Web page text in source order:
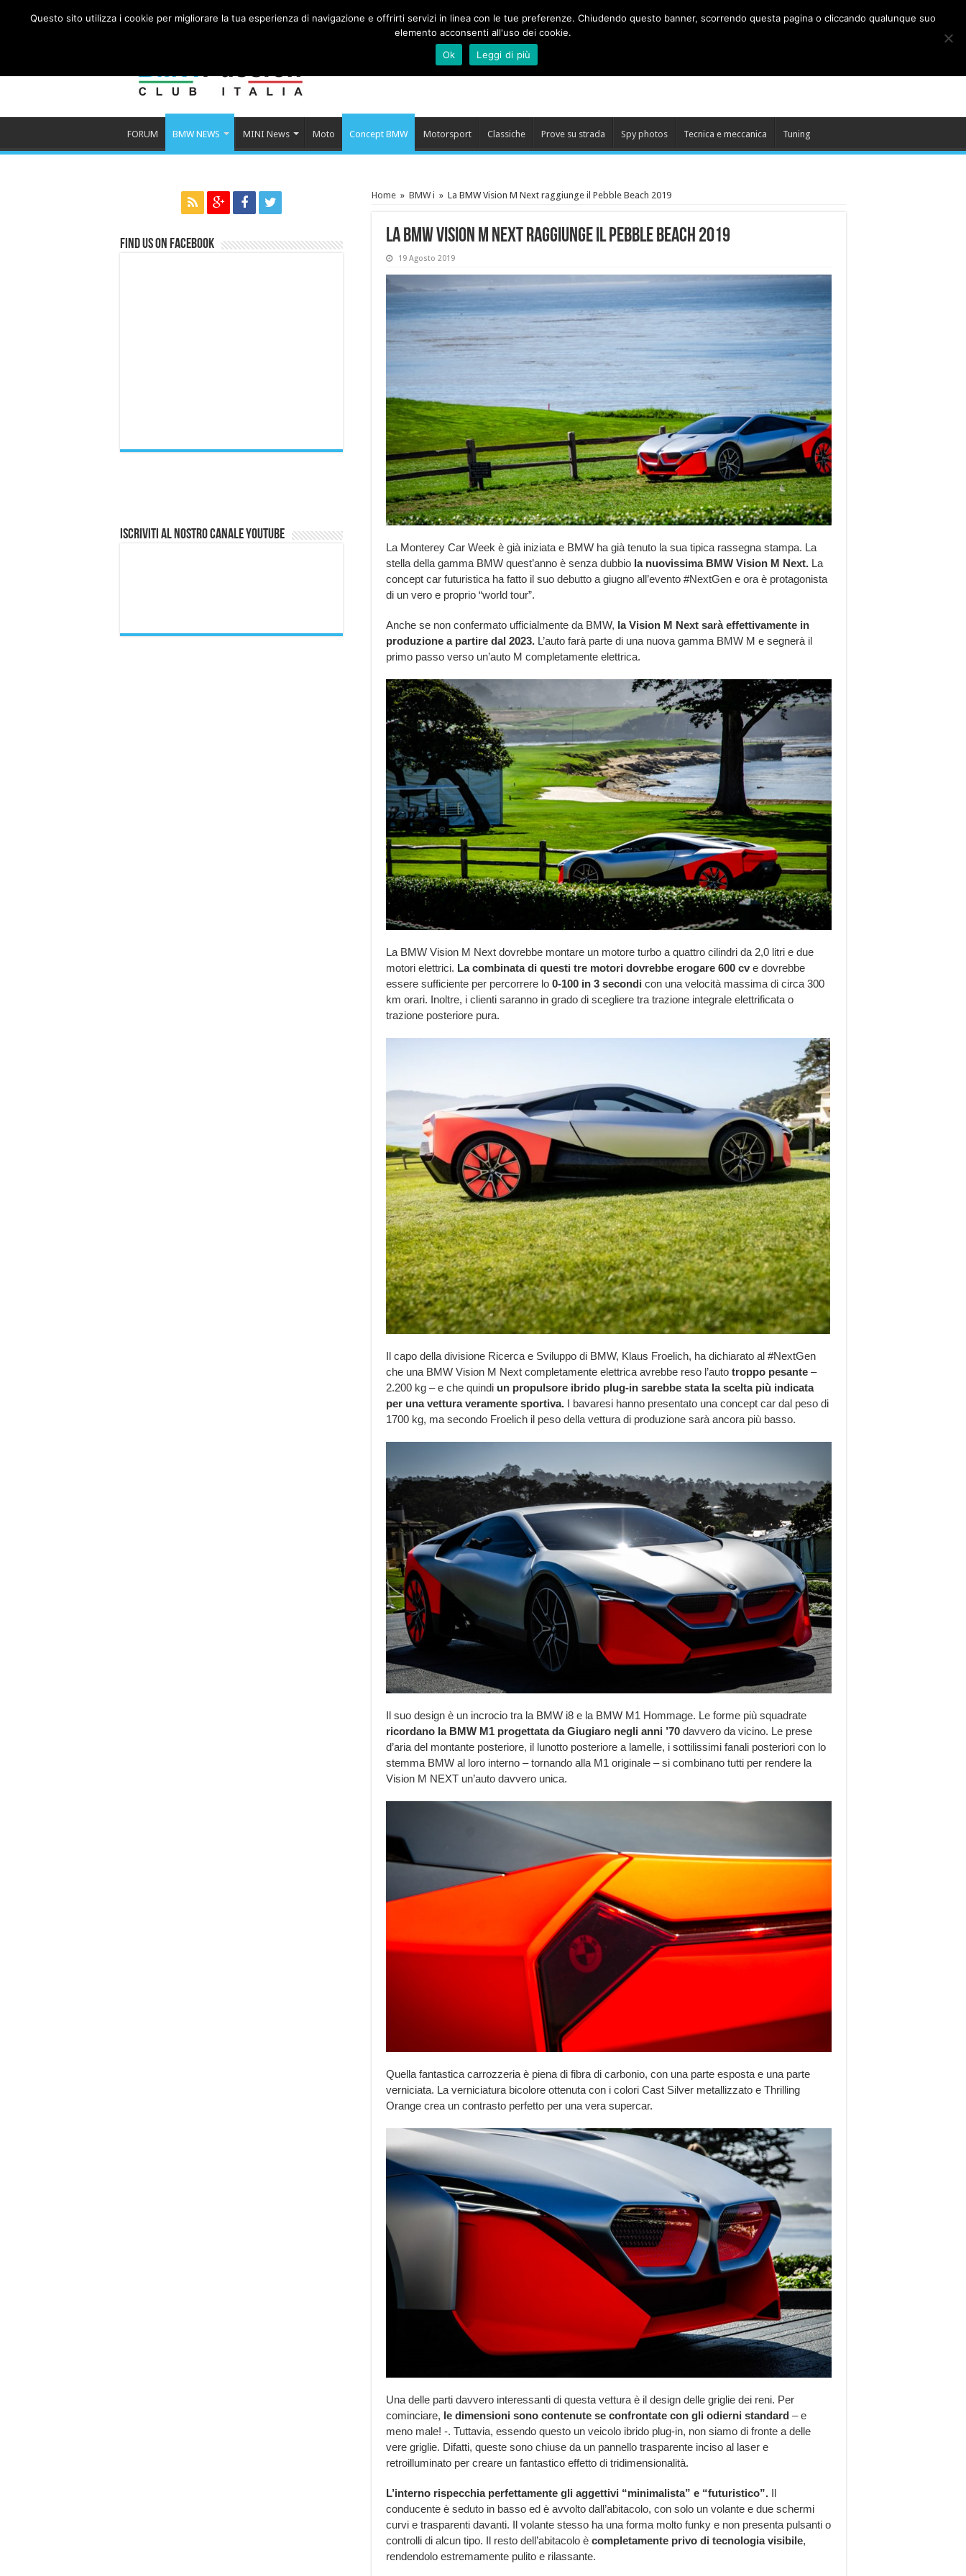
FORUM BMW NEWS MINI News Moto Concept BMW Motorsport Classiche Prove su strada Spy photos Tecnica e meccanica Tuning
Home » BMW i » La BMW Vision M Next raggiunge il Pebble Beach 2019
La BMW Vision M Next raggiunge il Pebble Beach 2019
19 Agosto 2019
La Monterey Car Week è già iniziata e BMW ha già tenuto la sua tipica rassegna stampa. La
stella della gamma BMW quest’anno è senza dubbio la nuovissima BMW Vision M Next. La
concept car futuristica ha fatto il suo debutto a giugno all’evento #NextGen e ora è protagonista
di un vero e proprio “world tour”.
Anche se non confermato ufficialmente da BMW, la Vision M Next sarà effettivamente in
produzione a partire dal 2023. L’auto farà parte di una nuova gamma BMW M e segnerà il
primo passo verso un’auto M completamente elettrica.
La BMW Vision M Next dovrebbe montare un motore turbo a quattro cilindri da 2,0 litri e due
motori elettrici. La combinata di questi tre motori dovrebbe erogare 600 cv e dovrebbe
essere sufficiente per percorrere lo 0-100 in 3 secondi con una velocità massima di circa 300
km orari. Inoltre, i clienti saranno in grado di scegliere tra trazione integrale elettrificata o
trazione posteriore pura.
Il capo della divisione Ricerca e Sviluppo di BMW, Klaus Froelich, ha dichiarato al #NextGen
che una BMW Vision M Next completamente elettrica avrebbe reso l’auto troppo pesante –
2.200 kg – e che quindi un propulsore ibrido plug-in sarebbe stata la scelta più indicata
per una vettura veramente sportiva. I bavaresi hanno presentato una concept car dal peso di
1700 kg, ma secondo Froelich il peso della vettura di produzione sarà ancora più basso.
Il suo design è un incrocio tra la BMW i8 e la BMW M1 Hommage. Le forme più squadrate
ricordano la BMW M1 progettata da Giugiaro negli anni ’70 davvero da vicino. Le prese
d’aria del montante posteriore, il lunotto posteriore a lamelle, i sottilissimi fanali posteriori con lo
stemma BMW al loro interno – tornando alla M1 originale – si combinano tutti per rendere la
Vision M NEXT un’auto davvero unica.
Quella fantastica carrozzeria è piena di fibra di carbonio, con una parte esposta e una parte
verniciata. La verniciatura bicolore ottenuta con i colori Cast Silver metallizzato e Thrilling
Orange crea un contrasto perfetto per una vera supercar.
Una delle parti davvero interessanti di questa vettura è il design delle griglie dei reni. Per
cominciare, le dimensioni sono contenute se confrontate con gli odierni standard – e
meno male! -. Tuttavia, essendo questo un veicolo ibrido plug-in, non siamo di fronte a delle
vere griglie. Difatti, queste sono chiuse da un pannello trasparente inciso al laser e
retroilluminato per creare un fantastico effetto di tridimensionalità.
L’interno rispecchia perfettamente gli aggettivi “minimalista” e “futuristico”. Il
conducente è seduto in basso ed è avvolto dall’abitacolo, con solo un volante e due schermi
curvi e trasparenti davanti. Il volante stesso ha una forma molto funky e non presenta pulsanti o
controlli di alcun tipo. Il resto dell’abitacolo è completamente privo di tecnologia visibile,
rendendolo estremamente pulito e rilassante.
Find us on Facebook
Iscriviti al nostro canale Youtube
Questo sito utilizza i cookie per migliorare la tua esperienza di navigazione e offrirti servizi in linea con le tue preferenze. Chiudendo questo banner, scorrendo questa pagina o cliccando qualunque suo
elemento acconsenti all'uso dei cookie.
Ok
Leggi di più